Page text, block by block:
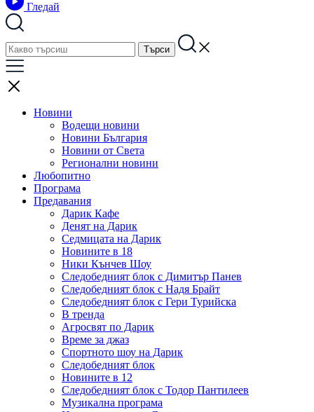
Гледай
Новини
Водещи новини
Новини България
Новини от Света
Регионални новини
Любопитно
Програма
Предавания
Дарик Кафе
Денят на Дарик
Седмицата на Дарик
Новините в 18
Ники Кънчев Шоу
Следобедният блок с Димитър Панев
Следобедният блок с Надя Брайт
Следобедният блок с Гери Турийска
В тренда
Агросвят по Дарик
Време за джаз
Спортното шоу на Дарик
Следобедният блок
Новините в 12
Следобедният блок с Тодор Пантилеев
Музикална програма